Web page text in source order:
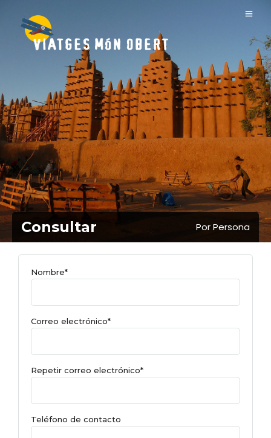
Consultar Por Persona
Nombre*
Correo electrónico*
Repetir correo electrónico*
Teléfono de contacto